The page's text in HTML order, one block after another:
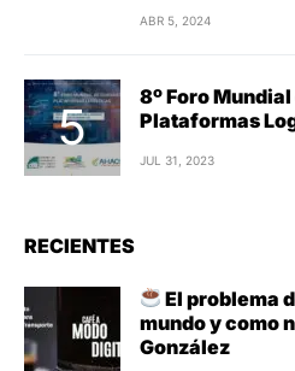
ABR 5, 2024
8º Foro
Plataformas
JUL 31, 2023
RECIENTES
El problema
mundo y como
González